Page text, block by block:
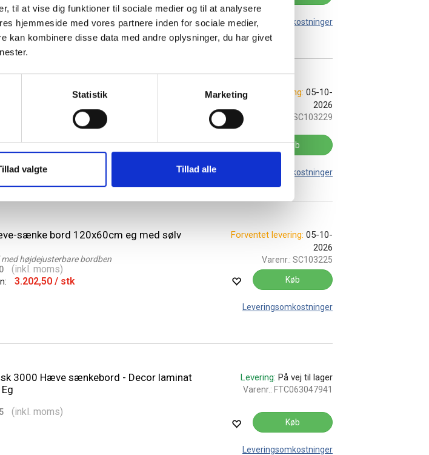
til at vise dig funktioner til sociale medier og til at analysere
hjemmeside med vores partnere inden for sociale medier,
kan kombinere disse data med andre oplysninger, du har givet
Statistik Marketing
valgte Tillad alle
Leveringsomkostninger
sænke bord 120x60cm eg med hvidt
med højdejusterbare bordben
Forventet levering: 05-10-
2026
SC103229
3.202,50/ stk Køb
Leveringsomkostninger
sænke bord 120x60cm eg med sølv
højdejusterbare bordben
(inkl. moms)
Forventet levering: 05-10-
2026
Varenr.: SC103225
3.202,50 / stk Køb
Leveringsomkostninger
3000 Hæve sænkebord - Decor laminat
(inkl. moms)
Levering: På vej til lager
Varenr.: FTC063047941
Køb
Leveringsomkostninger